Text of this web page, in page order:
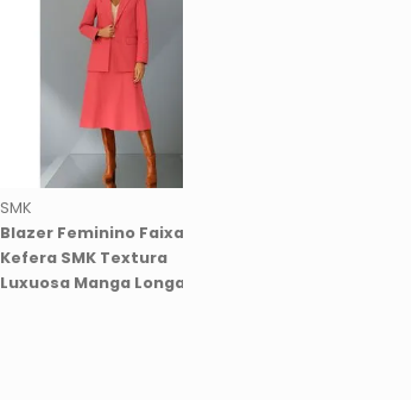
SMK
Blazer Feminino Faixa
Kefera SMK Textura
Luxuosa Manga Longa Coral